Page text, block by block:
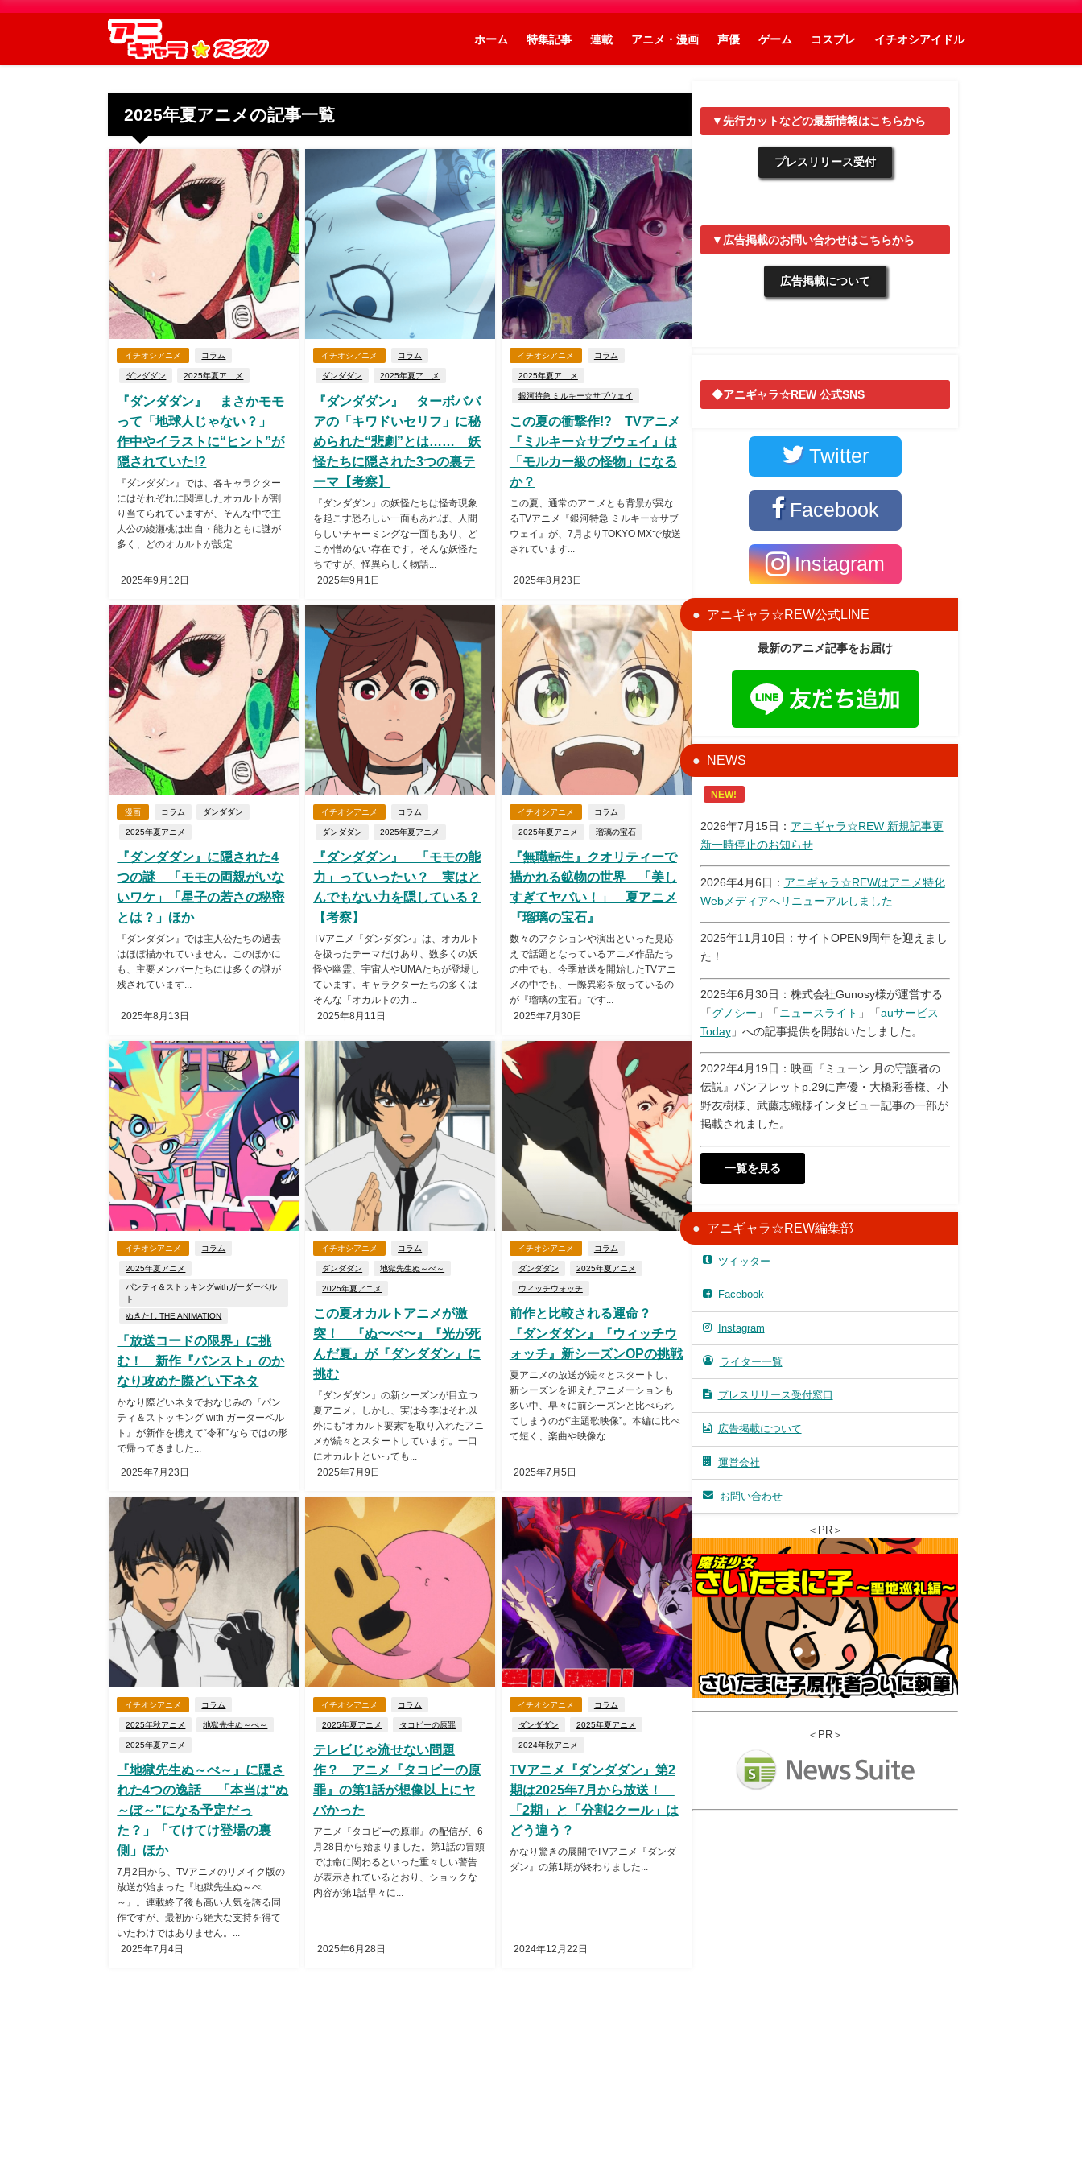
ホーム 特集記事 連載 アニメ・漫画 声優 ゲーム コスプレ イチオシアイドル
2025年夏アニメの記事一覧
イチオシアニメ コラム
ダンダダン 2025年夏アニメ
『ダンダダン』 まさかモモ
って「地球人じゃない？」
作中やイラストに“ヒント”が
隠されていた!?
『ダンダダン』では、各キャラクター
にはそれぞれに関連したオカルトが割
り当てられていますが、そんな中で主
人公の綾瀬桃は出自・能力ともに謎が
多く、どのオカルトが設定...
2025年9月12日
イチオシアニメ コラム
ダンダダン 2025年夏アニメ
『ダンダダン』 ターボババ
アの「キワドいセリフ」に秘
められた“悲劇”とは…… 妖
怪たちに隠された3つの裏テ
ーマ【考察】
『ダンダダン』の妖怪たちは怪奇現象
を起こす恐ろしい一面もあれば、人間
らしいチャーミングな一面もあり、ど
こか憎めない存在です。そんな妖怪た
ちですが、怪異らしく物語...
2025年9月1日
イチオシアニメ コラム
2025年夏アニメ
銀河特急 ミルキー☆サブウェイ
この夏の衝撃作!? TVアニメ
『ミルキー☆サブウェイ』は
「モルカー級の怪物」になる
か？
この夏、通常のアニメとも背景が異な
るTVアニメ『銀河特急 ミルキー☆サブ
ウェイ』が、7月よりTOKYO MXで放送
されています...
2025年8月23日
漫画 コラム ダンダダン
2025年夏アニメ
『ダンダダン』に隠された4
つの謎 「モモの両親がいな
いワケ」「星子の若さの秘密
とは？」ほか
『ダンダダン』では主人公たちの過去
はほぼ描かれていません。このほかに
も、主要メンバーたちには多くの謎が
残されています...
2025年8月13日
イチオシアニメ コラム
ダンダダン 2025年夏アニメ
『ダンダダン』 「モモの能
力」っていったい？ 実はと
んでもない力を隠している？
【考察】
TVアニメ『ダンダダン』は、オカルト
を扱ったテーマだけあり、数多くの妖
怪や幽霊、宇宙人やUMAたちが登場し
ています。キャラクターたちの多くは
そんな「オカルトの力...
2025年8月11日
イチオシアニメ コラム
2025年夏アニメ 瑠璃の宝石
『無職転生』クオリティーで
描かれる鉱物の世界 「美し
すぎてヤバい！」 夏アニメ
『瑠璃の宝石』
数々のアクションや演出といった見応
えで話題となっているアニメ作品たち
の中でも、今季放送を開始したTVアニ
メの中でも、一際異彩を放っているの
が『瑠璃の宝石』です...
2025年7月30日
イチオシアニメ コラム
2025年夏アニメ
パンティ＆ストッキングwithガーダーベル
ト
ぬきたし THE ANIMATION
「放送コードの限界」に挑
む！ 新作『パンスト』のか
なり攻めた際どい下ネタ
かなり際どいネタでおなじみの『パン
ティ＆ストッキング with ガーターベル
ト』が新作を携えて“令和”ならではの形
で帰ってきました...
2025年7月23日
イチオシアニメ コラム
ダンダダン 地獄先生ぬ～べ～
2025年夏アニメ
この夏オカルトアニメが激
突！ 『ぬ〜べ〜』『光が死
んだ夏』が『ダンダダン』に
挑む
『ダンダダン』の新シーズンが目立つ
夏アニメ。しかし、実は今季はそれ以
外にも“オカルト要素”を取り入れたアニ
メが続々とスタートしています。一口
にオカルトといっても...
2025年7月9日
イチオシアニメ コラム
ダンダダン 2025年夏アニメ
ウィッチウォッチ
前作と比較される運命？
『ダンダダン』『ウィッチウ
ォッチ』新シーズンOPの挑戦
夏アニメの放送が続々とスタートし、
新シーズンを迎えたアニメーションも
多い中、早々に前シーズンと比べられ
てしまうのが“主題歌映像”。本編に比べ
て短く、楽曲や映像な...
2025年7月5日
イチオシアニメ コラム
2025年秋アニメ 地獄先生ぬ～べ～
2025年夏アニメ
『地獄先生ぬ～べ～』に隠さ
れた4つの逸話 「本当は“ぬ
～ぼ～”になる予定だっ
た？」「てけてけ登場の裏
側」ほか
7月2日から、TVアニメのリメイク版の
放送が始まった『地獄先生ぬ～べ
～』。連載終了後も高い人気を誇る同
作ですが、最初から絶大な支持を得て
いたわけではありません。...
2025年7月4日
イチオシアニメ コラム
2025年夏アニメ タコピーの原罪
テレビじゃ流せない問題
作？ アニメ『タコピーの原
罪』の第1話が想像以上にヤ
バかった
アニメ『タコピーの原罪』の配信が、6
月28日から始まりました。第1話の冒頭
では命に関わるといった重々しい警告
が表示されているとおり、ショックな
内容が第1話早々に...
2025年6月28日
イチオシアニメ コラム
ダンダダン 2025年夏アニメ
2024年秋アニメ
TVアニメ『ダンダダン』第2
期は2025年7月から放送！
「2期」と「分割2クール」は
どう違う？
かなり驚きの展開でTVアニメ『ダンダ
ダン』の第1期が終わりました...
2024年12月22日
▼先行カットなどの最新情報はこちらから
プレスリリース受付
▼広告掲載のお問い合わせはこちらから
広告掲載について
◆アニギャラ☆REW 公式SNS
Twitter
Facebook
Instagram
アニギャラ☆REW公式LINE
最新のアニメ記事をお届け
NEWS
NEW!
2026年7月15日： アニギャラ☆REW 新規記事更
新一時停止のお知らせ
2026年4月6日： アニギャラ☆REWはアニメ特化
Webメディアへリニューアルしました
2025年11月10日：サイトOPEN9周年を迎えまし
た！
2025年6月30日：株式会社Gunosy様が運営する
「 グノシー 」「 ニュースライト 」「auサービス
Today」への記事提供を開始いたしました。
2022年4月19日：映画『ミューン 月の守護者の
伝説』パンフレットp.29に声優・大橋彩香様、小
野友樹様、武藤志織様インタビュー記事の一部が
掲載されました。
一覧を見る
アニギャラ☆REW編集部
ツイッター
Facebook
Instagram
ライター一覧
プレスリリース受付窓口
広告掲載について
運営会社
お問い合わせ
＜PR＞
＜PR＞